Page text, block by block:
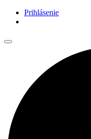
Prihlásenie